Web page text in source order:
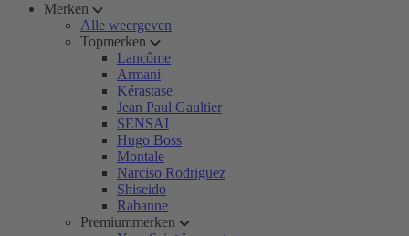
Merken
Alle weergeven
Topmerken
Lancôme
Armani
Kérastase
Jean Paul Gaultier
SENSAI
Hugo Boss
Montale
Narciso Rodriguez
Shiseido
Rabanne
Premiummerken